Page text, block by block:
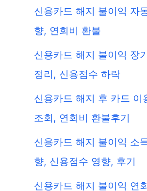
신용카드 해지 불이익 자
향, 연회비 환불
신용카드 해지 불이익 장
정리, 신용점수 하락
신용카드 해지 후 카드 이
조회, 연회비 환불후기
신용카드 해지 불이익 소
향, 신용점수 영향, 후기
신용카드 해지 불이익 연